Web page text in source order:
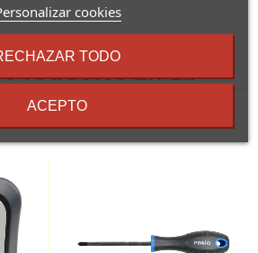
Productos En La
cookies
TODO
ACEPTO